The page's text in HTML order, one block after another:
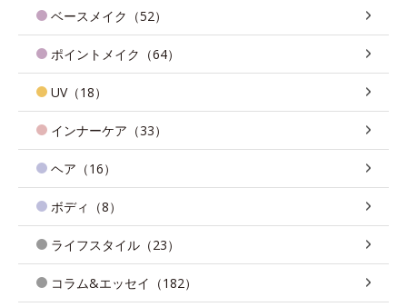
ベースメイク（52）
ポイントメイク（64）
UV（18）
インナーケア（33）
ヘア（16）
ボディ（8）
ライフスタイル（23）
コラム&エッセイ（182）